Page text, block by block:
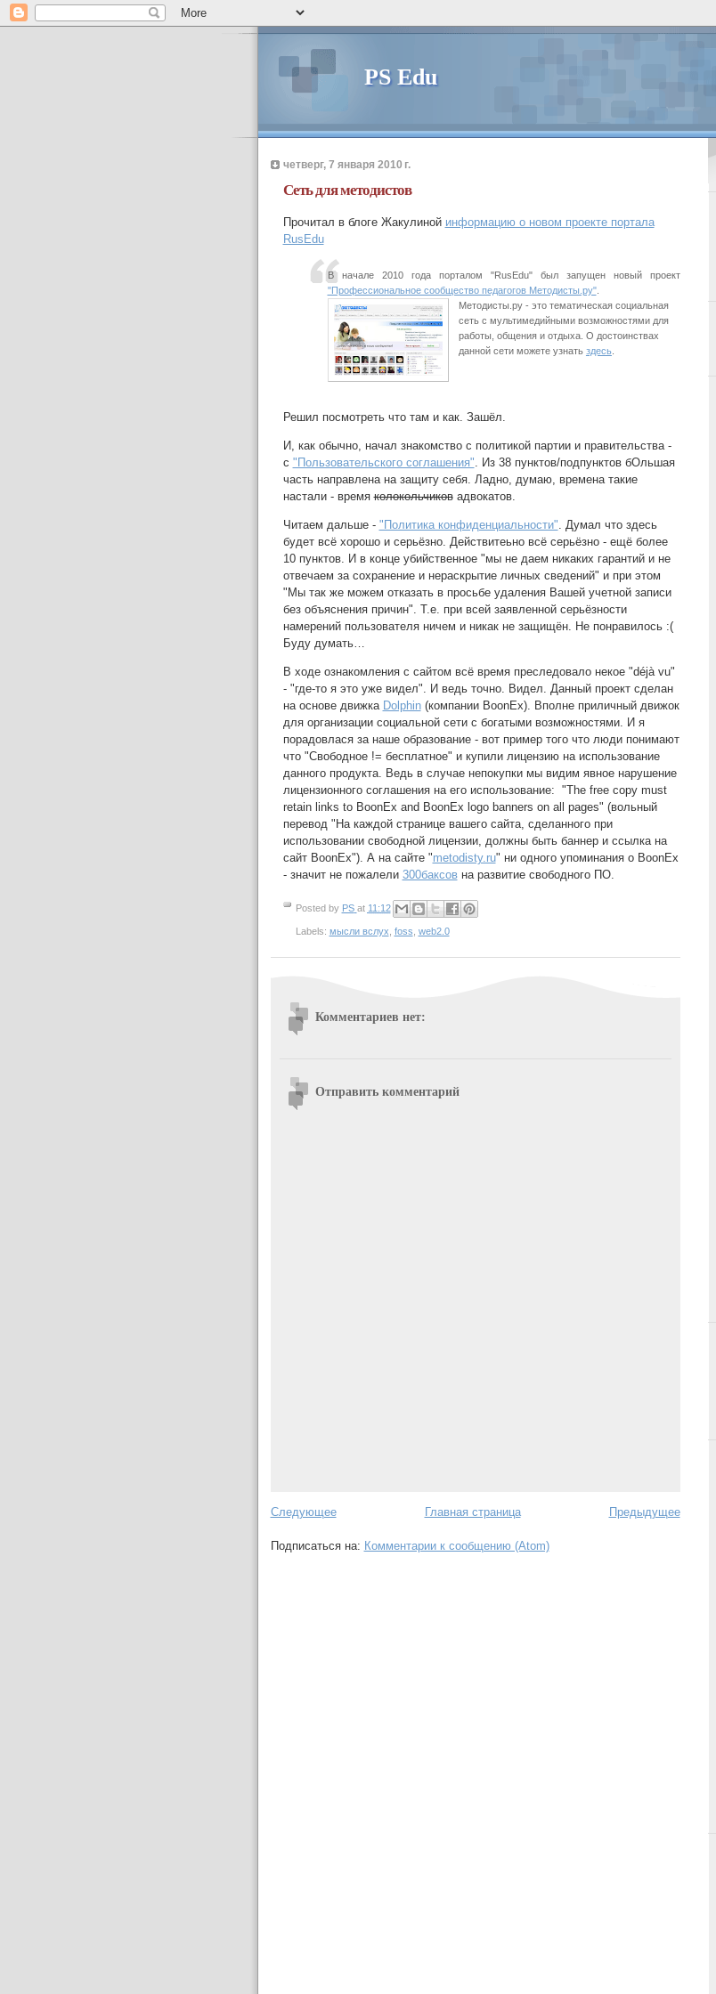
PS Edu
четверг, 7 января 2010 г.
Сеть для методистов
Прочитал в блоге Жакулиной информацию о новом проекте портала
RusEdu
В начале 2010 года порталом "RusEdu" был запущен новый проект
"Профессиональное сообщество педагогов Методисты.ру".
Методисты.ру - это тематическая социальная
сеть с мультимедийными возможностями для
работы, общения и отдыха. О достоинствах
данной сети можете узнать здесь.
Решил посмотреть что там и как. Зашёл.
И, как обычно, начал знакомство с политикой партии и правительства -
с "Пользовательского соглашения" . Из 38 пунктов/подпунктов бОльшая
часть направлена на защиту себя. Ладно, думаю, времена такие
настали - времяколокольчиковадвокатов.
Читаем дальше - "Политика конфиденциальности" . Думал что здесь
будет всё хорошо и серьёзно. Действитеьно всё серьёзно - ещё более
10 пунктов. И в конце убийственное "мы не даем никаких гарантий и не
отвечаем за сохранение и нераскрытие личных сведений" и при этом
"Мы так же можем отказать в просьбе удаления Вашей учетной записи
без объяснения причин". Т.е. при всей заявленной серьёзности
намерений пользователя ничем и никак не защищён. Не понравилось :(
Буду думать…
В ходе ознакомления с сайтом всё время преследовало некое "déjà vu"
- "где-то я это уже видел". И ведь точно. Видел. Данный проект сделан
на основе движка Dolphin(компании BoonEx). Вполне приличный движок
для организации социальной сети с богатыми возможностями. И я
порадовлася за наше образование - вот пример того что люди понимают
что "Свободное != бесплатное" и купили лицензию на использование
данного продукта. Ведь в случае непокупки мы видим явное нарушение
лицензионного соглашения на его использование: "The free copy must
retain links to BoonEx and BoonEx logo banners on all pages" (вольный
перевод "На каждой странице вашего сайта, сделанного при
использовании свободной лицензии, должны быть баннер и ссылка на
сайт BoonEx"). А на сайте "metodisty.ru" ни одного упоминания о BoonEx
- значит не пожалели 300баксовна развитие свободного ПО.
Posted by PS at 11:12
Labels: мысли вслух foss web2.0
Комментариев нет:
Отправить комментарий
Следующее Предыдущее
Главная страница
Подписаться на: Комментарии к сообщению (Atom)